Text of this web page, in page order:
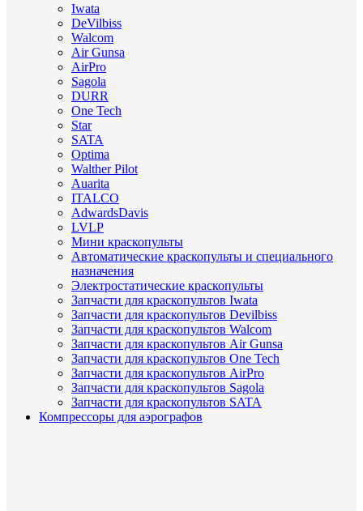
Iwata
DeVilbiss
Walcom
Air Gunsa
AirPro
Sagola
DURR
One Tech
Star
SATA
Optima
Walther Pilot
Auarita
ITALCO
AdwardsDavis
LVLP
Мини краскопульты
Автоматические краскопульты и специального
назначения
Электростатические краскопульты
Запчасти для краскопультов Iwata
Запчасти для краскопультов Devilbiss
Запчасти для краскопультов Walcom
Запчасти для краскопультов Air Gunsa
Запчасти для краскопультов One Tech
Запчасти для краскопультов AirPro
Запчасти для краскопультов Sagola
Запчасти для краскопультов SATA
Компрессоры для аэрографов